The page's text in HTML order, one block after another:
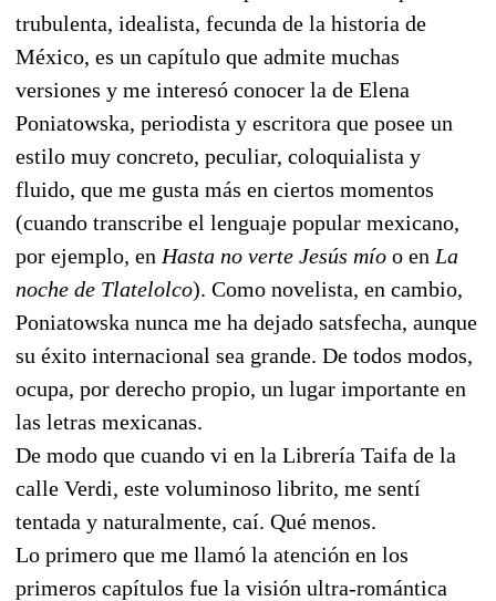
trubulenta, idealista, fecunda de la historia de
México, es un capítulo que admite muchas
versiones y me interesó conocer la de Elena
Poniatowska, periodista y escritora que posee un
estilo muy concreto, peculiar, coloquialista y
fluido, que me gusta más en ciertos momentos
(cuando transcribe el lenguaje popular mexicano,
por ejemplo, en Hasta no verte Jesús mío o en La
noche de Tlatelolco). Como novelista, en cambio,
Poniatowska nunca me ha dejado satsfecha, aunque
su éxito internacional sea grande. De todos modos,
ocupa, por derecho propio, un lugar importante en
las letras mexicanas.
De modo que cuando vi en la Librería Taifa de la
calle Verdi, este voluminoso librito, me sentí
tentada y naturalmente, caí. Qué menos.
Lo primero que me llamó la atención en los
primeros capítulos fue la visión ultra-romántica